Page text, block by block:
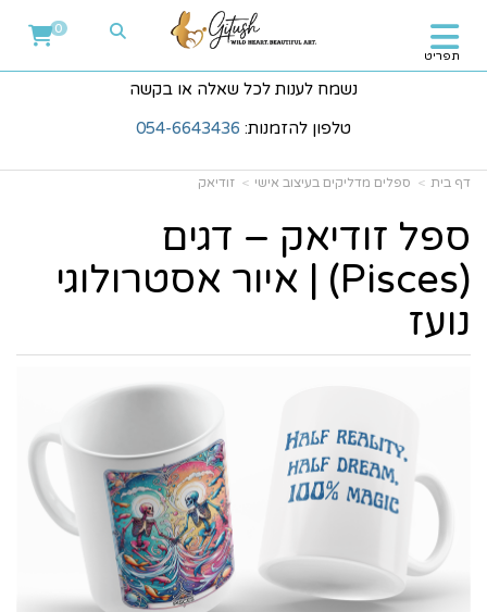
נשמח לענות לכל שאלה או בקשה
טלפון להזמנות: 054-6643436
תפריט
0
דף בית ספלים מדליקים בעיצוב אישי זודיאק
ספל זודיאק – דגים
(Pisces) | איור אסטרולוגי
נועז